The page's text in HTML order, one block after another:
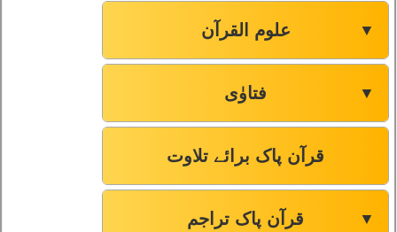
علوم القرآن ▼
فتاوٰی ▼
قرآن پاک برائے تلاوت
قرآن پاک تراجم ▼